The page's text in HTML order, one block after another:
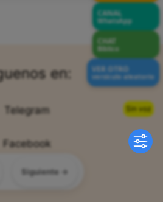
Siguiente →
Sin voz
en:
Telegram
Facebook
Twitter/X
CANAL
WhatsApp
CHAT
Bíblico
VER OTRO
versículo aleatorio